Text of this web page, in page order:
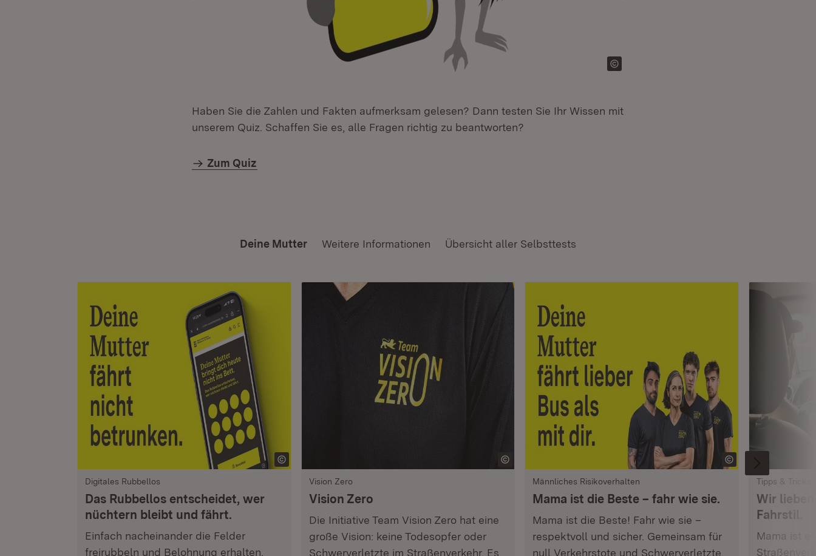
Haben Sie die Zahlen und Fakten aufmerksam gelesen? Dann testen Sie Ihr Wissen mit
unserem Quiz. Schaffen Sie es, alle Fragen richtig zu beantworten?
Zum Quiz
Deine Mutter Weitere Informationen Übersicht aller Selbsttests
Digitales Rubbellos
Das Rubbellos entscheidet, wer
nüchtern bleibt und fährt.
Einfach nacheinander die Felder
freirubbeln und Belohnung erhalten.
Vision Zero
Vision Zero
Die Initiative Team Vision Zero hat eine
große Vision: keine Todesopfer oder
Schwerverletzte im Straßenverkehr. Es
Männliches Risikoverhalten
Mama ist die Beste – fahr wie sie.
Mama ist die Beste! Fahr wie sie –
respektvoll und sicher. Gemeinsam für
null Verkehrstote und Schwerverletzte.
Tipps & Tricks
Wir
Fahrstil.
Mama ist